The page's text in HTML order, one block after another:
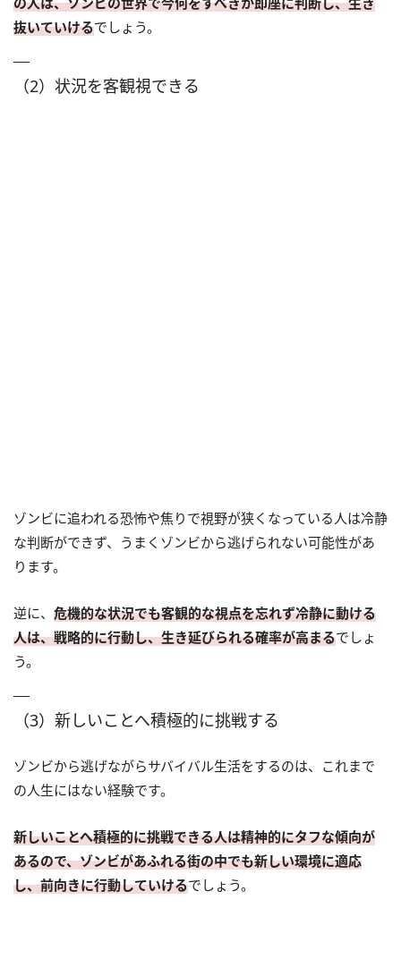
抜いていけるでしょう。
（2）状況を客観視できる
ゾンビに追われる恐怖や焦りで視野が狭くなっている人は冷静
な判断ができず、うまくゾンビから逃げられない可能性があ
ります。
逆に、 危機的な状況でも客観的な視点を忘れず冷静に動ける
人は、戦略的に行動し、生き延びられる確率が高まるでしょ
う。
（3）新しいことへ積極的に挑戦する
ゾンビから逃げながらサバイバル生活をするのは、これまで
の人生にはない経験です。
新しいことへ積極的に挑戦できる人は精神的にタフな傾向が
あるので、ゾンビがあふれる街の中でも新しい環境に適応
し、前向きに行動していけるでしょう。